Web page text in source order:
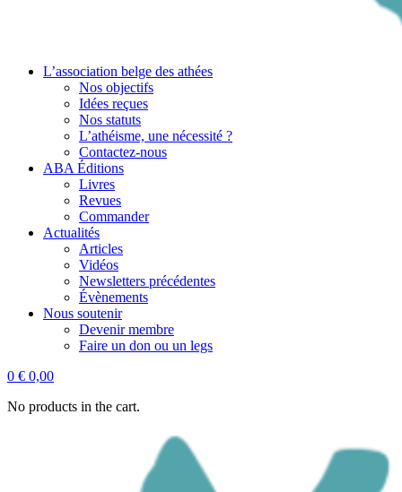
L’association belge des athées
Nos objectifs
Idées reçues
Nos statuts
L’athéisme, une nécessité ?
Contactez-nous
ABA Éditions
Livres
Revues
Commander
Actualités
Articles
Vidéos
Newsletters précédentes
Évènements
Nous soutenir
Devenir membre
Faire un don ou un legs
0 € 0,00
No products in the cart.